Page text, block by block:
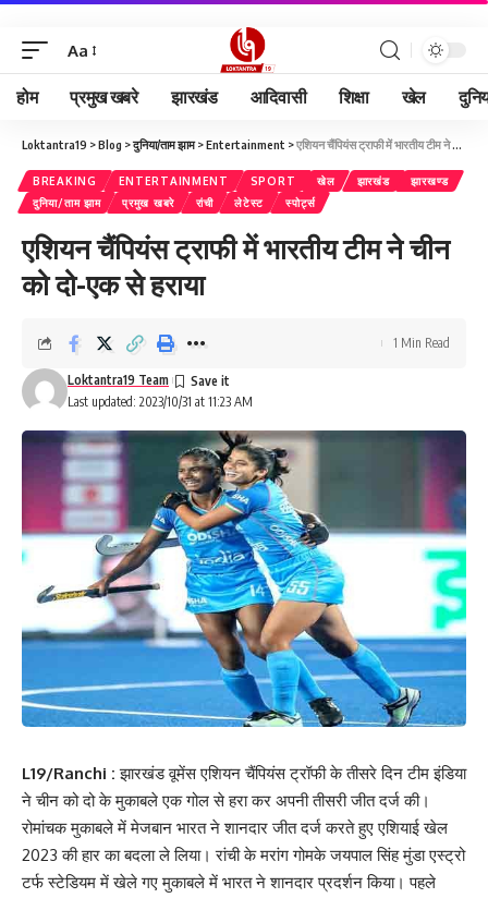
Aa
होम प्रमुख खबरे झारखंड आदिवासी शिक्षा खेल
Loktantra19 >Blog >दुनिया/ताम झाम>Entertainment >एशियन चैंपियंस ट्राफी में भारतीय टीम ने चीन को दो-एक से हराया
BREAKING ENTERTAINMENT SPORT खेल झारखंड
झारखण्ड
दुनिया/ताम झाम
प्रमुख खबरे रांची लेटेस्ट स्पोर्ट्स
एशियन चैंपियंस ट्राफी में भारतीय टीम ने चीन
को दो-एक से हराया
Last updated: 2023/10/31 at 11:23 AM
Loktantra19 Team
1 Min Read
L19/Ranchi :झारखंड वूमेंस एशियन चैंपियंस ट्रॉफी के तीसरे दिन टीम इंडिया
ने चीन को दो के मुकाबले एक गोल से हरा कर अपनी तीसरी जीत दर्ज की।
रोमांचक मुकाबले में मेजबान भारत ने शानदार जीत दर्ज करते हुए एशियाई खेल
2023 की हार का बदला ले लिया। रांची के मरांग गोमके जयपाल सिंह मुंडा एस्ट्रो
टर्फ स्टेडियम में खेले गए मुकाबले में भारत ने शानदार प्रदर्शन किया। पहले